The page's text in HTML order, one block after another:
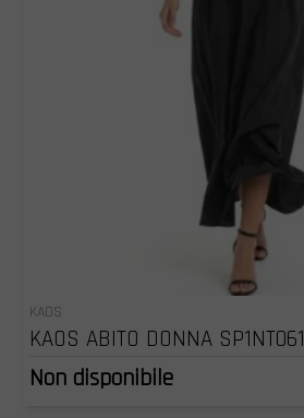
KAOS
KAOS ABITO DONNA SP1NT061
Non disponibile